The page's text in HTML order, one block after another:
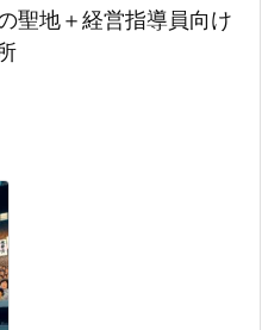
聖地＋経営指導員向け